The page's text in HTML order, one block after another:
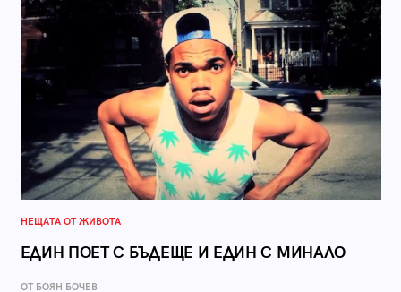
НЕЩАТА ОТ ЖИВОТА
ЕДИН ПОЕТ С БЪДЕЩЕ И ЕДИН С МИНАЛО
ОТ БОЯН БОЧЕВ